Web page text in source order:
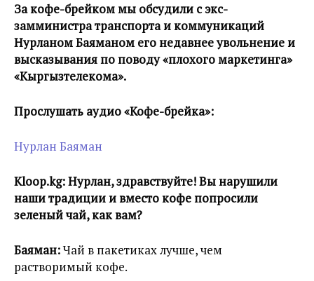
За кофе-брейком мы обсудили с экс-
замминистра транспорта и коммуникаций
Нурланом Баяманом его недавнее увольнение и
высказывания по поводу «плохого маркетинга»
«Кыргызтелекома».
Прослушать аудио «Кофе-брейка»:
Нурлан Баяман
Kloop.kg:Нурлан, здравствуйте! Вы нарушили
наши традиции и вместо кофе попросили
зеленый чай, как вам?
Баяман:Чай в пакетиках лучше, чем
растворимый кофе.